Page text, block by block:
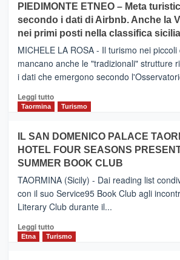
CATANIA
–
Inaugurato
il
nuovo
collegamento
tra
e
Zanzibar
da
Neos
PIEDIMONTE ETNEO – Meta
secondo i dati di Airbnb. Anche la
nei primi posti nella classifica
MICHELE LA ROSA - Il turismo nei
mancano anche le "tradizionali" strutture
i dati che emergono secondo
Leggi tuttoLeggi
PIEDIMONTE
ETNEO
–
Meta
turistica
privilegiata
secondo
dati
di
Taormina Turismo
IL SAN DOMENICO PALACE
HOTEL FOUR SEASONS
SUMMER BOOK CLUB
TAORMINA (Sicily) - Dai reading list
con il suo Service95 Book Club agli
Literary Club durante il...
Leggi tuttoLeggi
di
Etna Turismo